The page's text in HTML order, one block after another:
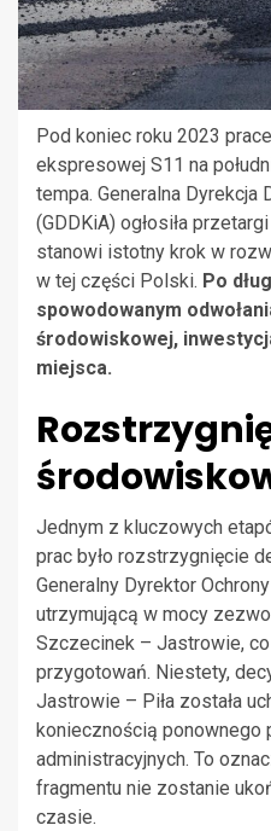
Pod koniec roku 2023
ekspresowej S11 na
tempa. Generalna Dyrekcja
(GDDKiA) ogłosiła
stanowi istotny krok w
w tej części Polski. Po
spowodowanym
środowiskowej,
miejsca.
Jednym z kluczowych
prac było rozstrzygnięcie
Generalny Dyrektor
utrzymującą w mocy
Szczecinek – Jastrowie,
przygotowań. Niestety,
Jastrowie – Piła została
koniecznością ponownego
administracyjnych. To
fragmentu nie zostanie
czasie.